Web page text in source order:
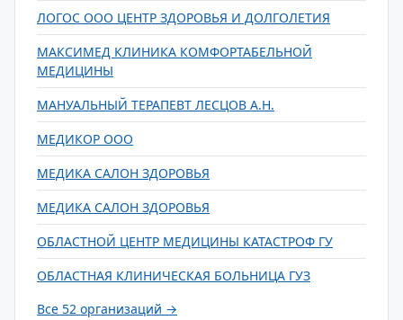
ЛОГОС ООО ЦЕНТР ЗДОРОВЬЯ И ДОЛГОЛЕТИЯ
МАКСИМЕД КЛИНИКА КОМФОРТАБЕЛЬНОЙ
МЕДИЦИНЫ
МАНУАЛЬНЫЙ ТЕРАПЕВТ ЛЕСЦОВ А.Н.
МЕДИКОР ООО
МЕДИКА САЛОН ЗДОРОВЬЯ
МЕДИКА САЛОН ЗДОРОВЬЯ
ОБЛАСТНОЙ ЦЕНТР МЕДИЦИНЫ КАТАСТРОФ ГУ
ОБЛАСТНАЯ КЛИНИЧЕСКАЯ БОЛЬНИЦА ГУЗ
Все 52 организаций →